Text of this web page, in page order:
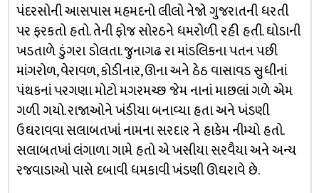
પંદરસોની આસપાસ મહમદનો લીલો નેજો ગુજરાતની ધરતી
પર ફરકતો હતો. તેની ફોજ સોરઠને ધમરોળી રહી હતી. ઘોડાની
ખડતાળે ડુંગરા ડોલતા. જુનાગઢ રા માંડલિકના પતન પછી
માંગરોળ, વેરાવળ, કોડીનાર, ઊના અને ઠેઠ વાસાવડ સુધીનાં
પંથકનાં પરગણા મોટો મગરમચ્છ જેમ નાનાં માછલાં ગળે એમ
ગળી ગયો. રાજાઓને ખંડીયા બનાવ્યા હતા અને ખંડણી
ઉઘરાવવા સલાબતખાં નામના સરદાર ને હાકેમ નીમ્યો હતો.
સલાબતખાં લંગાળા ગામે હતો એ ખસીયા સરવૈયા અને અન્ય
રજવાડાઓ પાસે દબાવી ધમકાવી ખંડણી ઊઘરાવે છે.